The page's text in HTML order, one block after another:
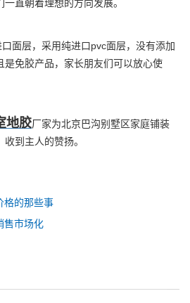
直朝着理想的方向发展。
口面层，采用纯进口 pvc面层，没有添加
是免胶产品，家长朋友们可以放心使
地胶厂家为北京巴沟别墅区家庭铺装
收到主人的赞扬。
格的那些事
售市场化